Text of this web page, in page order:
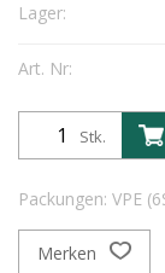
Lager:
Art. Nr:
Stk.
Packungen: VPE
Merken